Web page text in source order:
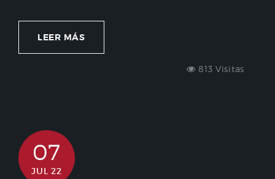
LEER MÁS
813 Visitas
07
JUL 22